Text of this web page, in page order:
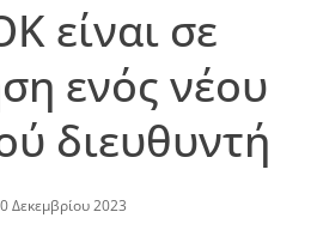
είναι σε
ενός νέου
διευθυντή
Δεκεμβρίου 2023